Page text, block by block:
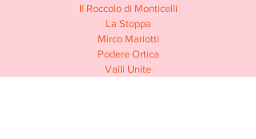
Il Roccolo di Monticelli
La Stoppa
Mirco Mariotti
Podere Ortica
Valli Unite